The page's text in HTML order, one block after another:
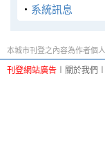
‧ 系統訊息
本城市刊登之內容為作者個
刊登網站廣告 關於我們